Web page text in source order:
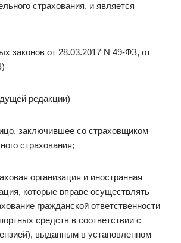
страхования, и является
законов от 28.03.2017 N 49-ФЗ, от
редакции)
заключившее со страховщиком
страхования;
организация и иностранная
которые вправе осуществлять
гражданской ответственности
средств в соответствии с
выданным в установленном